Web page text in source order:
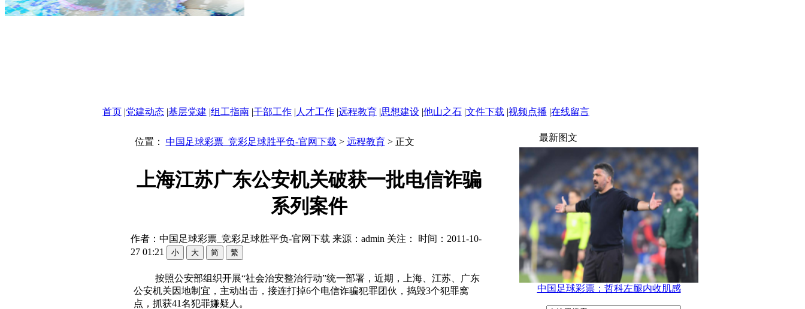
首页 |党建动态 |基层党建 |组工指南 |干部工作 | 人才工作 |远程教育 |思想建设 |他山之石 |文件下载 |视频点播 |在线留言
位置： 中国足球彩票_竞彩足球胜平负-官网下载 > 远程教育> 正文
上海江苏广东公安机关破获一批电信诈骗
系列案件
作者：中国足球彩票_竞彩足球胜平负-官网下载 来源：admin 关注： 时间：2011-10-
27 01:21
按照公安部组织开展“社会治安整治行动”统一部署，近期，上海、江苏、广东
公安机关因地制宜，主动出击，接连打掉6个电信诈骗犯罪团伙，捣毁3个犯罪窝
点，抓获41名犯罪嫌疑人。
最新图文
中国足球彩票：哲科左腿内收肌感